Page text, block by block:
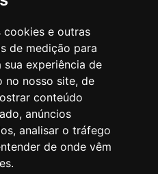
cookies e outras
de medição para
sua experiência de
no nosso site, de
conteúdo
anúncios
analisar o tráfego
de onde vêm